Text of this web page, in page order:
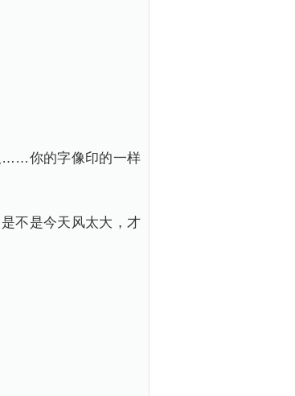
……你的字像印的一样
不是今天风太大，才